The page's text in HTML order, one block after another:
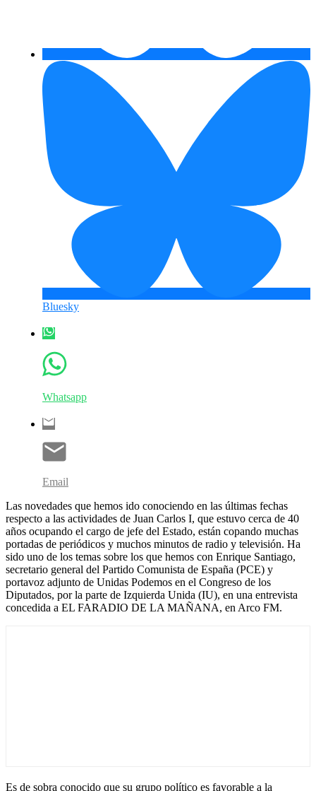
Bluesky
Whatsapp
Email
Las novedades que hemos ido conociendo en las últimas fechas
respecto a las actividades de Juan Carlos I, que estuvo cerca de 40
años ocupando el cargo de jefe del Estado, están copando muchas
portadas de periódicos y muchos minutos de radio y televisión. Ha
sido uno de los temas sobre los que hemos con Enrique Santiago,
secretario general del Partido Comunista de España (PCE) y
portavoz adjunto de Unidas Podemos en el Congreso de los
Diputados, por la parte de Izquierda Unida (IU), en una entrevista
concedida a EL FARADIO DE LA MAÑANA, en Arco FM.
Es de sobra conocido que su grupo político es favorable a la